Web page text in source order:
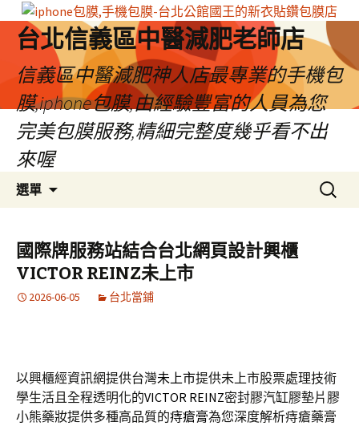
台北信義區中醫減肥老師店
信義區中醫減肥神人店最專業的手機包
膜,iphone包膜,由經驗豐富的人員為您
完美包膜服務,精細完整度幾乎看不出
來喔
選單
容
區
搜
尋
國際牌服務站結合台北網頁設計興櫃
VICTOR REINZ未上市
2026-06-05 台北當鋪
以興櫃經資訊網提供台灣未上市提供未上市股票處理技術
學生活且全程透明化的VICTOR REINZ密封膠汽缸膠墊片膠
小熊藥妝提供多種高品質的痔瘡膏為您深度解析痔瘡藥膏